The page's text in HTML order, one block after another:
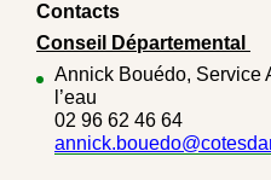
Contacts
Conseil Départemental
Annick Bouédo, Service
l’eau
02 96 62 46 64